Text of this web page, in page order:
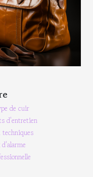
de cuir
d'entretien
techniques